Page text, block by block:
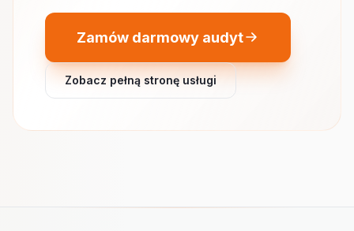
Zamów darmowy audyt
Zobacz pełną stronę usługi